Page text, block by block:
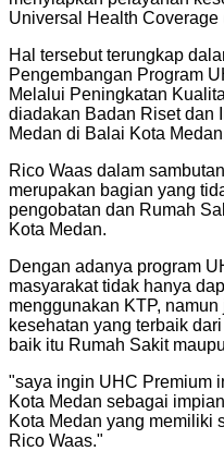
Universal Health Coverage
Hal tersebut terungkap
Pengembangan Program
Melalui Peningkatan
diadakan Badan Riset dan
Medan di Balai Kota
Rico Waas dalam
merupakan bagian yang
pengobatan dan Rumah
Kota Medan.
Dengan adanya program
masyarakat tidak hanya
menggunakan KTP,
kesehatan yang terbaik
baik itu Rumah Sakit
"saya ingin UHC Premium
Kota Medan sebagai
Kota Medan yang memiliki
Rico Waas."